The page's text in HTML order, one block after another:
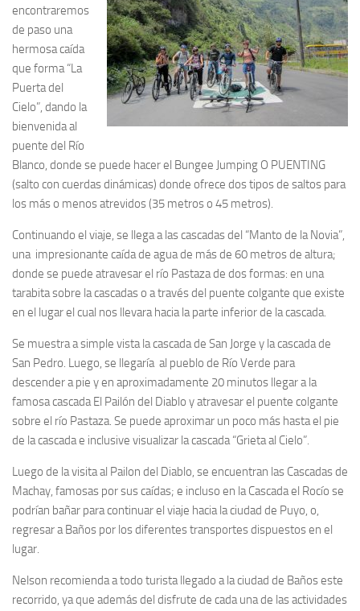
encontraremos
de paso una
hermosa caída
que forma “La
Puerta del
Cielo”, dando la
bienvenida al
puente del Río
Blanco, donde se puede hacer el Bungee Jumping O PUENTING
(salto con cuerdas dinámicas) donde ofrece dos tipos de saltos para
los más o menos atrevidos (35 metros o 45 metros).
Continuando el viaje, se llega a las cascadas del “Manto de la Novia”,
una impresionante caída de agua de más de 60 metros de altura;
donde se puede atravesar el río Pastaza de dos formas: en una
tarabita sobre la cascadas o a través del puente colgante que existe
en el lugar el cual nos llevara hacia la parte inferior de la cascada.
Se muestra a simple vista la cascada de San Jorge y la cascada de
San Pedro. Luego, se llegaría al pueblo de Río Verde para
descender a pie y en aproximadamente 20 minutos llegar a la
famosa cascada El Pailón del Diablo y atravesar el puente colgante
sobre el río Pastaza. Se puede aproximar un poco más hasta el pie
de la cascada e inclusive visualizar la cascada “Grieta al Cielo”.
Luego de la visita al Pailon del Diablo, se encuentran las Cascadas de
Machay, famosas por sus caídas; e incluso en la Cascada el Rocío se
podrían bañar para continuar el viaje hacia la ciudad de Puyo, o,
regresar a Baños por los diferentes transportes dispuestos en el
lugar.
Nelson recomienda a todo turista llegado a la ciudad de Baños este
recorrido, ya que además del disfrute de cada una de las actividades